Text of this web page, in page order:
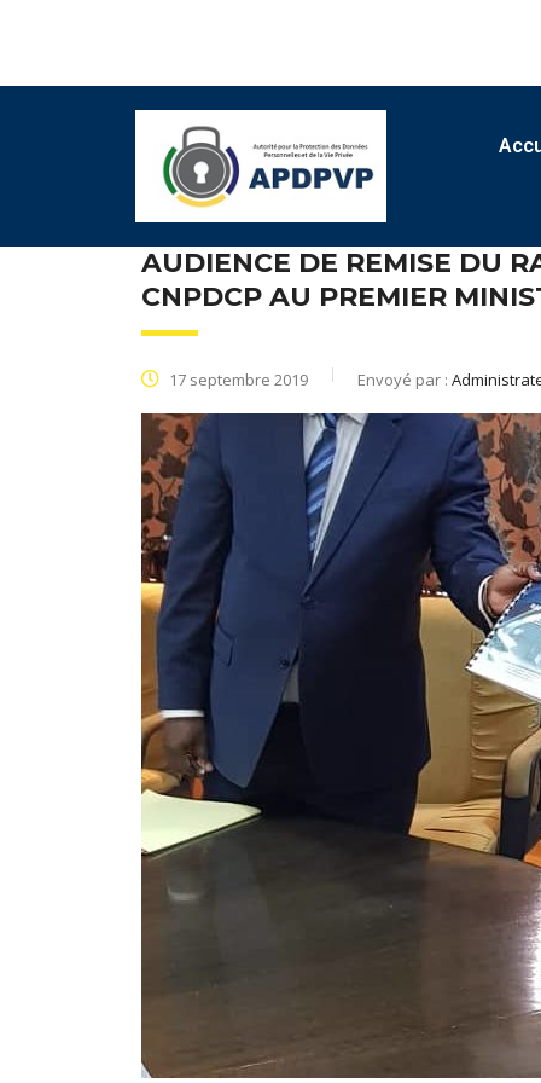
AUDIENCE DE REMISE DU
CNPDCP AU PREMIER
17 septembre 2019 Envoyé par :